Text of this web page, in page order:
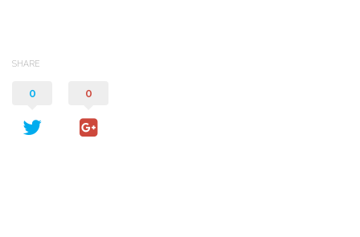
SHARE
0 0